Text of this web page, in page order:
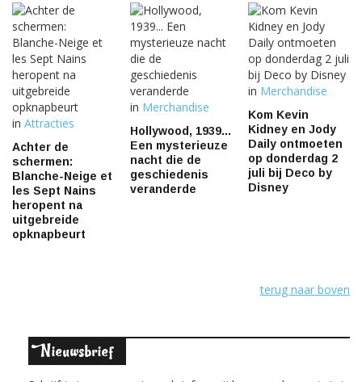
in Attracties
Achter de
schermen:
Blanche-Neige et
les Sept Nains
heropent na
uitgebreide
opknapbeurt
in Merchandise
Hollywood, 1939...
Een mysterieuze
nacht die de
geschiedenis
veranderde
in Merchandise
Kom Kevin
Kidney en Jody
Daily ontmoeten
op donderdag 2
juli bij Deco by
Disney
terug naar boven
Nieuwsbrief